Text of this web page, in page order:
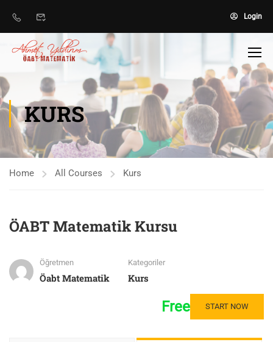
Login
KURS
Home All Courses Kurs
ÖABT Matematik Kursu
Öğretmen
Öabt Matematik
Kategoriler
Kurs
Free START NOW